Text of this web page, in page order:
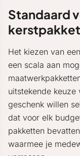
Standaard
Het kiezen van
een scala aan
uitstekende keuze
geschenk willen
dat voor elk
pakketten
waarmee je